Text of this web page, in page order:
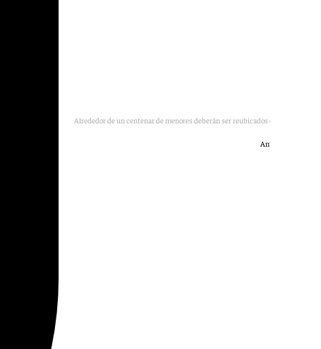
Alrededor de un centenar de menores deberán ser reubicados en otro centro.
Antonio Expósito